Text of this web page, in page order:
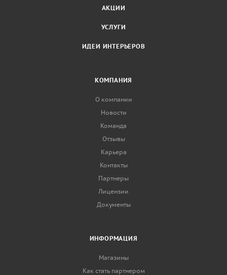
АКЦИИ
УСЛУГИ
ИДЕИ ИНТЕРЬЕРОВ
КОМПАНИЯ
О компании
Новости
Команда
Отзывы
Карьера
Контакты
Партнеры
Лицензии
Документы
ИНФОРМАЦИЯ
Магазины
Как стать партнером